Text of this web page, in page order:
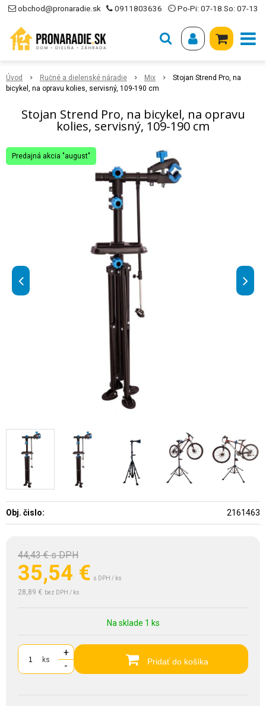
obchod@pronaradie.sk 0911803636 ⏲ Po-Pi: 07-18 So: 07-13
Úvod Ručné a dielenské náradie Mix
Stojan Strend Pro, na
bicykel, na opravu kolies, servisný, 109-190 cm
Stojan Strend Pro, na bicykel, na opravu
kolies, servisný, 109-190 cm
Predajná akcia "august"
44,43 €s DPH
35,54 € s DPH / ks
28,89 € bez DPH / ks
Na sklade 1 ks
ks
+
-
Pridať do košíka
Obj. čislo: 2161463